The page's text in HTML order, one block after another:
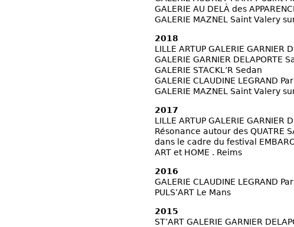
GALERIE AU DELÀ des
GALERIE MAZNEL Saint Valery
2018
LILLE ARTUP GALERIE GARNIER
GALERIE GARNIER DELAPORTE
GALERIE STACKL’R Sedan
GALERIE CLAUDINE LEGRAND
GALERIE MAZNEL Saint Valery
2017
LILLE ARTUP GALERIE GARNIER
Résonance autour des QUATRE
dans le cadre du festival
ART et HOME . Reims
2016
GALERIE CLAUDINE LEGRAND
PULS’ART Le Mans
2015
ST’ART GALERIE GARNIER